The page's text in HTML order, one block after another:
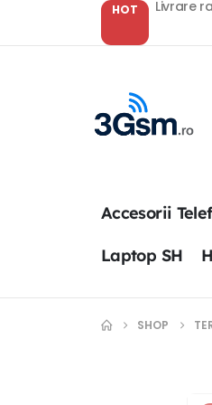
HOT Livrare
Accesorii
Laptop SH
SHOP